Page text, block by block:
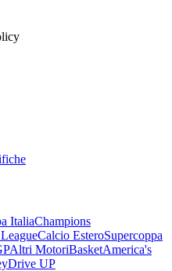
ItaliaChampions
Calcio EsteroSupercoppa
Altri MotoriBasketAmerica's
Drive UP